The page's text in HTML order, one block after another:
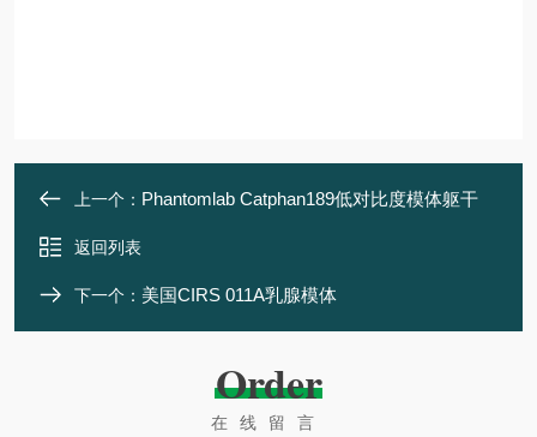
上一个： Phantomlab Catphan189低对比度模体躯干
返回列表
下一个： 美国CIRS 011A乳腺模体
Order
在线留言